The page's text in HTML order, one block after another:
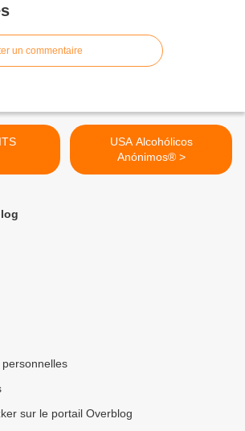
un commentaire
USA Alcohólicos
Anónimos® >
sur le portail Overblog